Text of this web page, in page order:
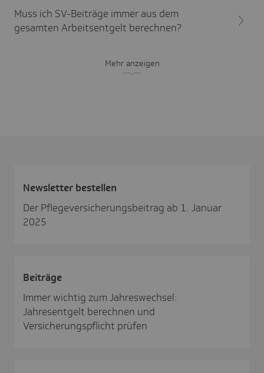
Muss ich SV-Beiträge immer aus dem
gesamten Arbeitsentgelt berechnen?
Mehr anzeigen
News­letter bestellen
Der Pflegeversicherungsbeitrag ab 1. Januar
2025
Beiträge
Immer wichtig zum Jahreswechsel:
Jahresentgelt berechnen und
Versicherungspflicht prüfen